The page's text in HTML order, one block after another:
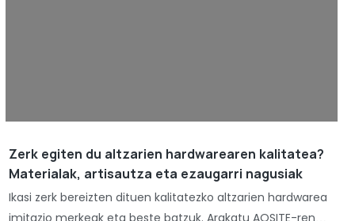
Zerk egiten du altzarien hardwarearen kalitatea?
Materialak, artisautza eta ezaugarri nagusiak
Ikasi zerk bereizten dituen kalitatezko altzarien hardwarea